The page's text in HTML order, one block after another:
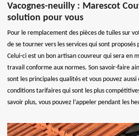
Vacognes-neuilly : Marescot
solution pour vous
Pour le remplacement des pièces de tuiles sur
de se tourner vers les services qui sont
Celui-ci est un bon artisan couvreur qui sera en
travail conforme aux normes. Son savoir-faire
sont les principales qualités et vous pouvez
conditions tarifaires qui sont les plus
savoir plus, vous pouvez l’appeler pendant les